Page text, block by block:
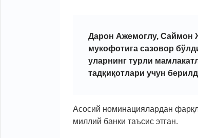
Дарон Ажемоглу, Саймон
мукофотига сазовор
уларнинг турли
тадқиқотлари учун
Асосий номинациялардан
миллий банки таъсис этган.